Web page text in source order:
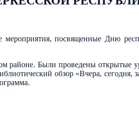
мероприятия, посвященные Дню
районе. Были проведены
обзор «Вчера,